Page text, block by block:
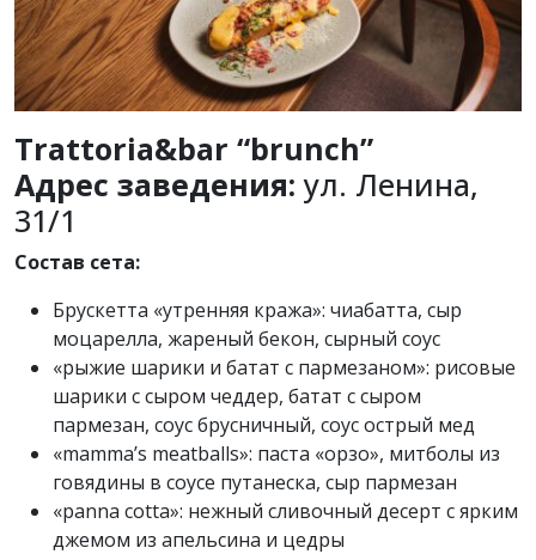
Trattoria&bar “brunch”
Адрес заведения:ул. Ленина,
31/1
Состав сета:
Брускетта «утренняя кража»: чиабатта, сыр
моцарелла, жареный бекон, сырный соус
«рыжие шарики и батат с пармезаном»: рисовые
шарики с сыром чеддер, батат с сыром
пармезан, соус брусничный, соус острый мед
«mamma’s meatballs»: паста «орзо», митболы из
говядины в соусе путанеска, сыр пармезан
«panna cotta»: нежный сливочный десерт с ярким
джемом из апельсина и цедры